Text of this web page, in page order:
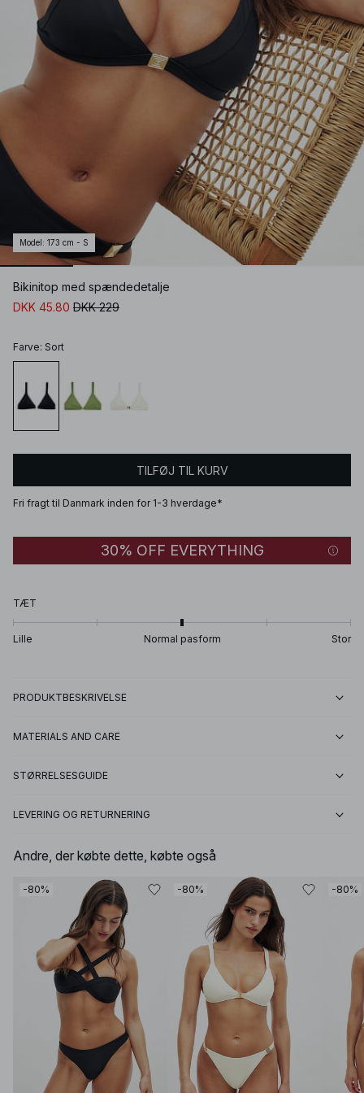
Model : 173 cm - S
Bikinitop med spændedetalje
DKK 45.80 DKK 229
Farve: Sort
TILFØJ TIL KURV
Fri fragt til Danmark inden for 1-3 hverdage*
30% OFF EVERYTHING
TÆT
Lille Normal pasform Stor
PRODUKTBESKRIVELSE
MATERIALS AND CARE
STØRRELSESGUIDE
LEVERING OG RETURNERING
Andre, der købte dette, købte også
-80% -80% -80%